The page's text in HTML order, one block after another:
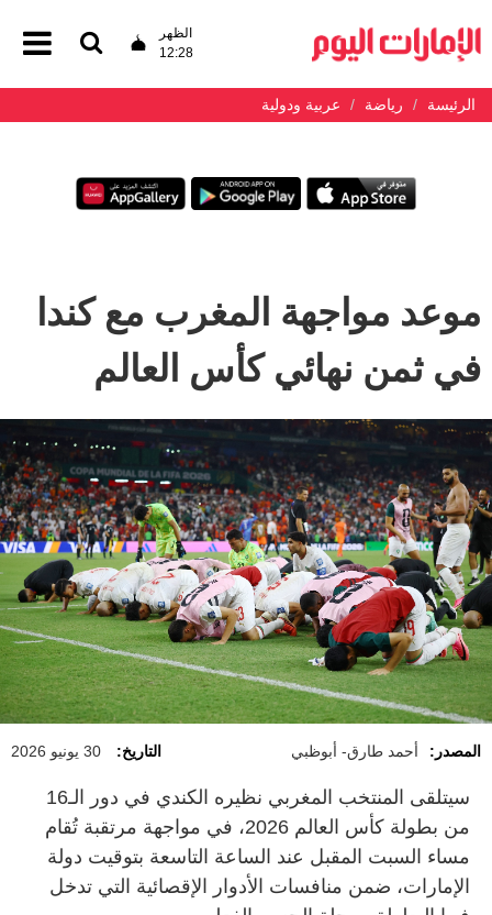
الظهر
12:28
الرئيسة رياضة عربية ودولية
موعد مواجهة المغرب مع كندا
في ثمن نهائي كأس العالم
المصدر: أحمد طارق- أبوظبي التاريخ: 30 يونيو 2026
سيتلقى المنتخب المغربي نظيره الكندي في دور الـ16
من بطولة كأس العالم 2026، في مواجهة مرتقبة تُقام
مساء السبت المقبل عند الساعة التاسعة بتوقيت دولة
الإمارات، ضمن منافسات الأدوار الإقصائية التي تدخل